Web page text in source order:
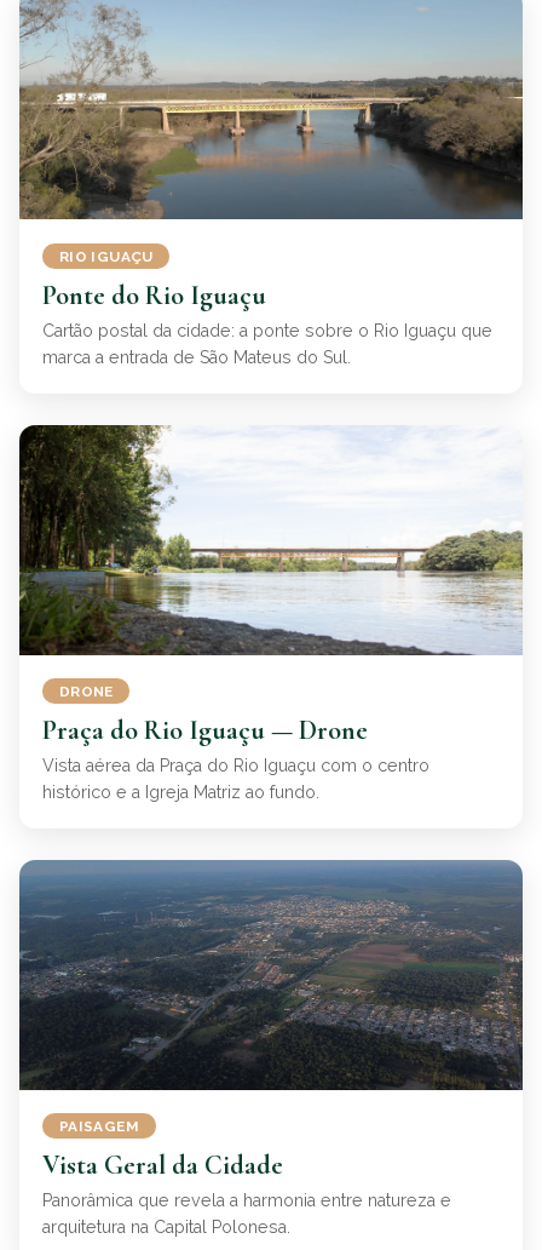
RIO IGUAÇU
Ponte do Rio Iguaçu
Cartão postal da cidade: a ponte sobre o Rio Iguaçu que
marca a entrada de São Mateus do Sul.
DRONE
Praça do Rio Iguaçu — Drone
Vista aérea da Praça do Rio Iguaçu com o centro
histórico e a Igreja Matriz ao fundo.
PAISAGEM
Vista Geral da Cidade
Panorâmica que revela a harmonia entre natureza e
arquitetura na Capital Polonesa.